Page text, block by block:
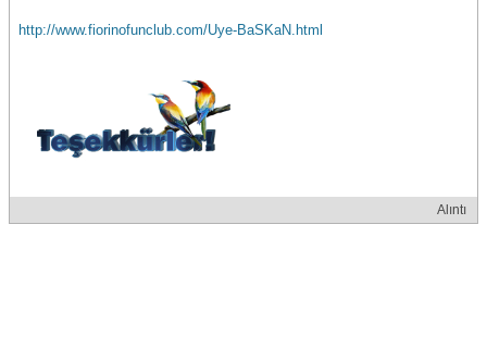
http://www.fiorinofunclub.com/Uye-BaSKaN.html
Alıntı